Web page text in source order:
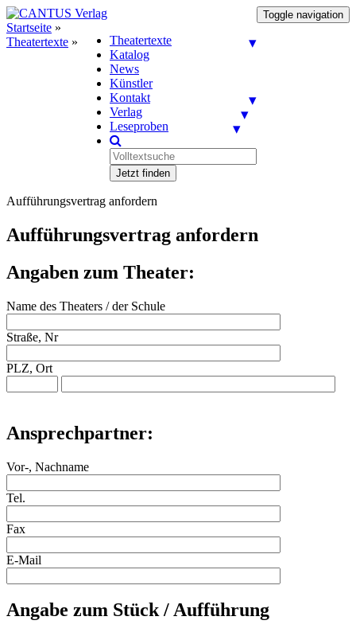
Toggle navigation
Theatertexte
Katalog
News
Künstler
Kontakt
Verlag
Leseproben
Jetzt finden
Startseite »
Theatertexte »
Aufführungsvertrag anfordern
Aufführungsvertrag anfordern
Angaben zum Theater:
Name des Theaters / der Schule
Straße, Nr
PLZ, Ort
Ansprechpartner:
Vor-, Nachname
Tel.
Fax
E-Mail
Angabe zum Stück / Aufführung